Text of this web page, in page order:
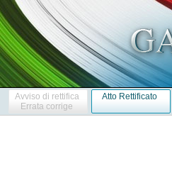
Avviso di rettifica
Errata corrige
Atto Rettificato